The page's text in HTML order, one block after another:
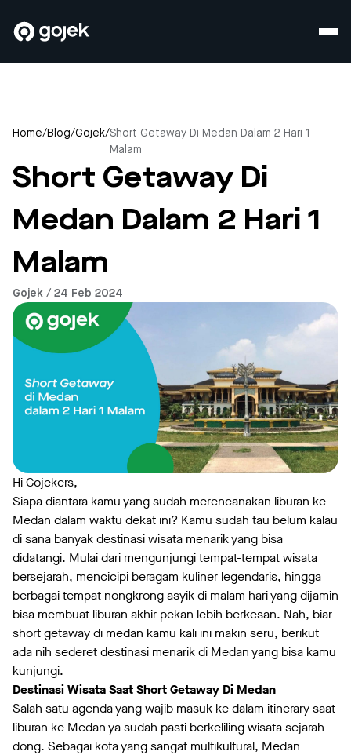
Home/Blog/Gojek/Short Getaway Di Medan Dalam 2 Hari 1
Malam
Short Getaway Di
Medan Dalam 2 Hari 1
Malam
Gojek / 24 Feb 2024
Hi Gojekers,
Siapa diantara kamu yang sudah merencanakan liburan ke
Medan dalam waktu dekat ini? Kamu sudah tau belum kalau
di sana banyak destinasi wisata menarik yang bisa
didatangi. Mulai dari mengunjungi tempat-tempat wisata
bersejarah, mencicipi beragam kuliner legendaris, hingga
berbagai tempat nongkrong asyik di malam hari yang dijamin
bisa membuat liburan akhir pekan lebih berkesan. Nah, biar
short getaway di medan kamu kali ini makin seru, berikut
ada nih sederet destinasi menarik di Medan yang bisa kamu
kunjungi.
Destinasi Wisata Saat Short Getaway Di Medan
Salah satu agenda yang wajib masuk ke dalam itinerary saat
liburan ke Medan ya sudah pasti berkeliling wisata sejarah
dong. Sebagai kota yang sangat multikultural, Medan